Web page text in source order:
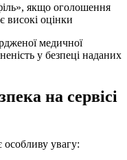
якщо оголошення
високі оцінки
медичної
у безпеці наданих
на сервісі
увагу: